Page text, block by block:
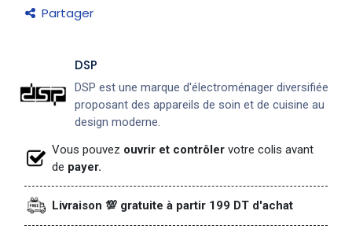
Partager
DSP
DSP est une marque d'électroménager diversifiée
proposant des appareils de soin et de cuisine au
design moderne.
Vous pouvez ouvrir et contrôler votre colis avant
de payer.
Livraison 💯 gratuite à partir 199 DT d'achat